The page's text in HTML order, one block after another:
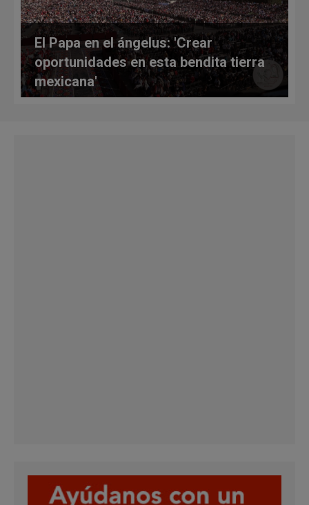
El Papa en el ángelus: 'Crear
oportunidades en esta bendita tierra
mexicana'